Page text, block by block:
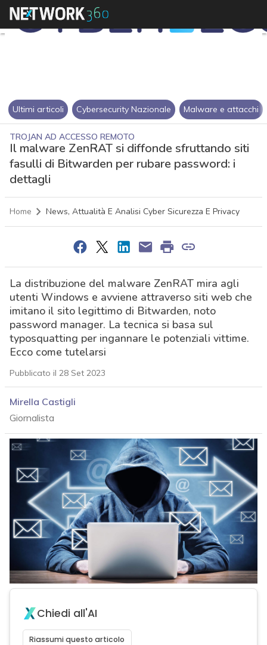
Ultimi articoli Cybersecurity Nazionale Malware e attacchi
TROJAN AD ACCESSO REMOTO
Il malware ZenRAT si diffonde sfruttando siti
fasulli di Bitwarden per rubare password: i
dettagli
Home News, Attualità E Analisi Cyber Sicurezza E Privacy
La distribuzione del malware ZenRAT mira agli
utenti Windows e avviene attraverso siti web che
imitano il sito legittimo di Bitwarden, noto
password manager. La tecnica si basa sul
typosquatting per ingannare le potenziali vittime.
Ecco come tutelarsi
Pubblicato il 28 Set 2023
Mirella Castigli
Giornalista
Chiedi all'AI
Riassumi questo articolo